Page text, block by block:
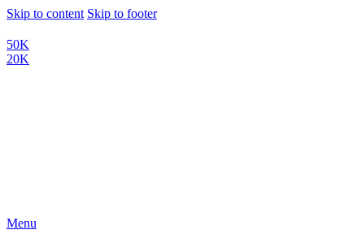
Skip to content Skip to footer
50K
20K
Menu